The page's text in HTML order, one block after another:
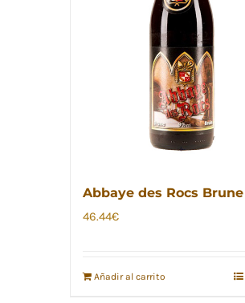
Abbaye des Rocs Brune
46.44€
Añadir al carrito